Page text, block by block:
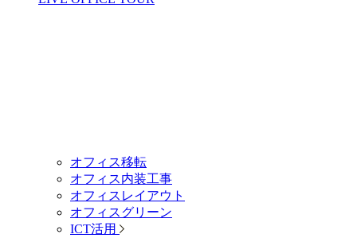
オフィス移転
オフィス内装工事
オフィスレイアウト
オフィスグリーン
ICT活用